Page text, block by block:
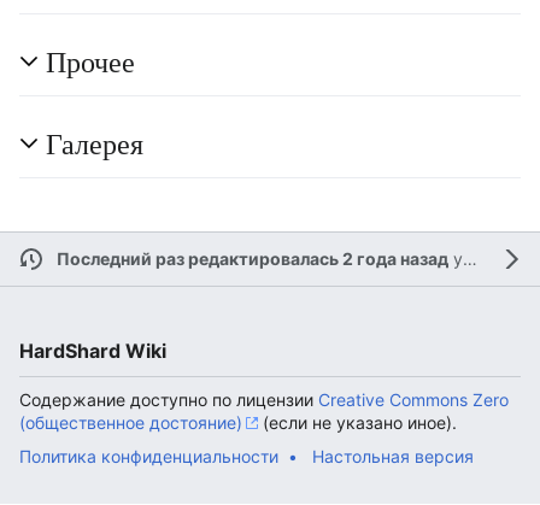
Прочее
Галерея
Последний раз редактировалась 2 года назадучастником
HardShard Wiki
Содержание доступно по лицензии Creative Commons Zero
(общественное достояние)
(если не указано иное).
Политика конфиденциальности
Настольная версия